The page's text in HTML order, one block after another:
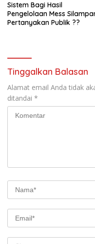
Sistem Bagi Hasil
Pengelolaan Mess
Pertanyakan Publik ??
Tinggalkan Balasan
Alamat email Anda tidak
ditandai *